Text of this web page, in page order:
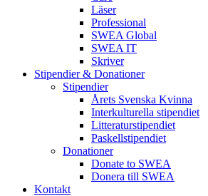
Läser
Professional
SWEA Global
SWEA IT
Skriver
Stipendier & Donationer
Stipendier
Årets Svenska Kvinna
Interkulturella stipendiet
Litteraturstipendiet
Paskellstipendiet
Donationer
Donate to SWEA
Donera till SWEA
Kontakt